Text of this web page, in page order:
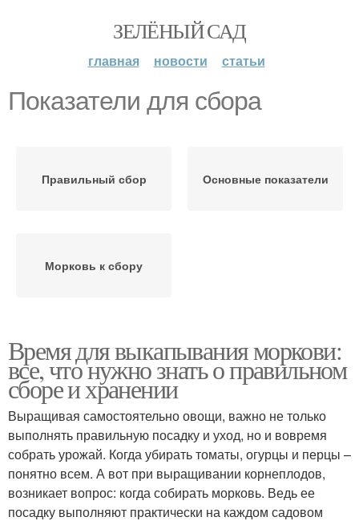
ЗЕЛЁНЫЙ САД
главная новости статьи
Показатели для сбора
Правильный сбор Основные показатели
Морковь к сбору
Время для выкапывания моркови:
все, что нужно знать о правильном
сборе и хранении
Выращивая самостоятельно овощи, важно не только
выполнять правильную посадку и уход, но и вовремя
собрать урожай. Когда убирать томаты, огурцы и перцы –
понятно всем. А вот при выращивании корнеплодов,
возникает вопрос: когда собирать морковь. Ведь ее
посадку выполняют практически на каждом садовом